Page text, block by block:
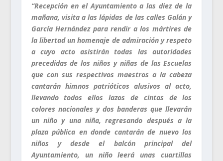
“Recepción en el Ayuntamiento a las diez de la
mañana, visita a las lápidas de las calles Galán y
García Hernández para rendir a los mártires de
la libertad un homenaje de admiración y respeto
a cuyo acto asistirán todas las autoridades
precedidas de los niños y niñas de las Escuelas
que con sus respectivos maestros a la cabeza
cantarán himnos patrióticos alusivos al acto,
llevando todos ellos lazos de cintas de los
colores nacionales y dos banderas que llevarán
un niño y una niña, regresando después a la
plaza pública en donde cantarán de nuevo los
niños y desde el balcón principal del
Ayuntamiento, un niño leerá unas cuartillas